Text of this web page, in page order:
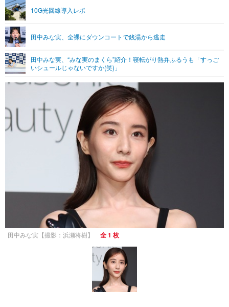
グラビア ブログ
ショッピング その他
ライフTOP
リリース一覧
プッシュ通知の停止方法
10G光回線導入レポ
田中みな実、全裸にダウンコートで銭湯から逃走
田中みな実、“みな実のまくら”紹介！寝転がり熱弁ふるうも「すっご
いシュールじゃないですか(笑)」
田中みな実【撮影：浜瀬将樹】 全 1 枚